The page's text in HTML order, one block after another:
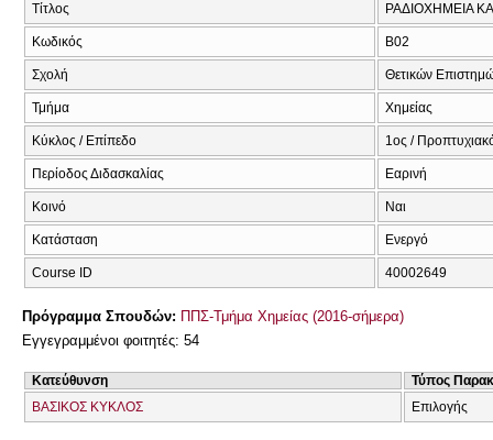
Τίτλος ΡΑΔΙΟΧΗΜΕΙΑ
Κωδικός Β02
Σχολή Θετικών
Τμήμα Χημείας
Κύκλος / Επίπεδο 1ος /
Περίοδος Διδασκαλίας Εαρινή
Κοινό Ναι
Κατάσταση Ενεργό
Course ID 40002649
Πρόγραμμα Σπουδών: ΠΠΣ-Τμήμα Χημείας (2016-σήμερα)
Εγγεγραμμένοι φοιτητές: 54
Κατεύθυνση
Τύπος
ΒΑΣΙΚΟΣ ΚΥΚΛΟΣ
Επιλογής